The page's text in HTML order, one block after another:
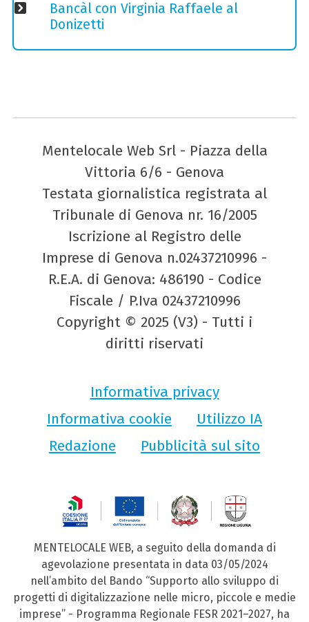
Bancàl con Virginia Raffaele al
Donizetti
Mentelocale Web Srl - Piazza della
Vittoria 6/6 - Genova
Testata giornalistica registrata al
Tribunale di Genova nr. 16/2005
Iscrizione al Registro delle
Imprese di Genova n.02437210996 -
R.E.A. di Genova: 486190 - Codice
Fiscale / P.Iva 02437210996
Copyright © 2025 (V3) - Tutti i
diritti riservati
Informativa privacy
Informativa cookie
Utilizzo IA
Redazione
Pubblicità sul sito
MENTELOCALE WEB, a seguito della domanda di
agevolazione presentata in data 03/05/2024
nell’ambito del Bando “Supporto allo sviluppo di
progetti di digitalizzazione nelle micro, piccole e medie
imprese” - Programma Regionale FESR 2021–2027, ha